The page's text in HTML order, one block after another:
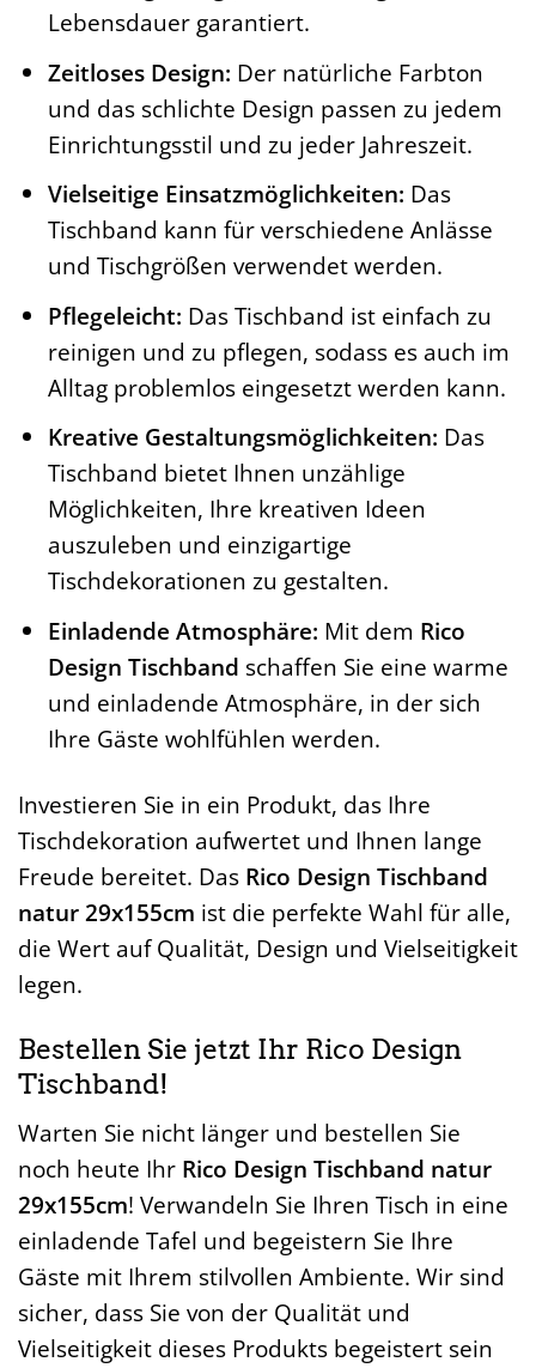
Lebensdauer garantiert.
Zeitloses Design: Der natürliche Farbton
und das schlichte Design passen zu jedem
Einrichtungsstil und zu jeder Jahreszeit.
Vielseitige Einsatzmöglichkeiten: Das
Tischband kann für verschiedene Anlässe
und Tischgrößen verwendet werden.
Pflegeleicht: Das Tischband ist einfach zu
reinigen und zu pflegen, sodass es auch im
Alltag problemlos eingesetzt werden kann.
Kreative Gestaltungsmöglichkeiten: Das
Tischband bietet Ihnen unzählige
Möglichkeiten, Ihre kreativen Ideen
auszuleben und einzigartige
Tischdekorationen zu gestalten.
Einladende Atmosphäre: Mit dem Rico
Design Tischband schaffen Sie eine warme
und einladende Atmosphäre, in der sich
Ihre Gäste wohlfühlen werden.
Investieren Sie in ein Produkt, das Ihre
Tischdekoration aufwertet und Ihnen lange
Freude bereitet. Das Rico Design Tischband
natur 29x155cm ist die perfekte Wahl für alle,
die Wert auf Qualität, Design und Vielseitigkeit
legen.
Bestellen Sie jetzt Ihr Rico Design
Tischband!
Warten Sie nicht länger und bestellen Sie
noch heute Ihr Rico Design Tischband natur
29x155cm! Verwandeln Sie Ihren Tisch in eine
einladende Tafel und begeistern Sie Ihre
Gäste mit Ihrem stilvollen Ambiente. Wir sind
sicher, dass Sie von der Qualität und
Vielseitigkeit dieses Produkts begeistert sein